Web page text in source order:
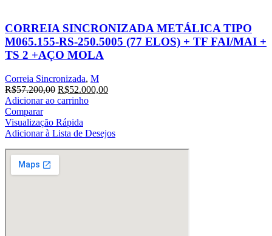
CORREIA SINCRONIZADA METÁLICA TIPO
M065.155-RS-250.5005 (77 ELOS) + TF FAI/MAI +
TS 2 +AÇO MOLA
Correia Sincronizada, M
R$57.200,00 O
preço
era:
R$57.200,00.
R$52.000,00O
R$52.000,00.
Adicionar ao carrinho
Comparar
Visualização Rápida
Adicionar à Lista de Desejos